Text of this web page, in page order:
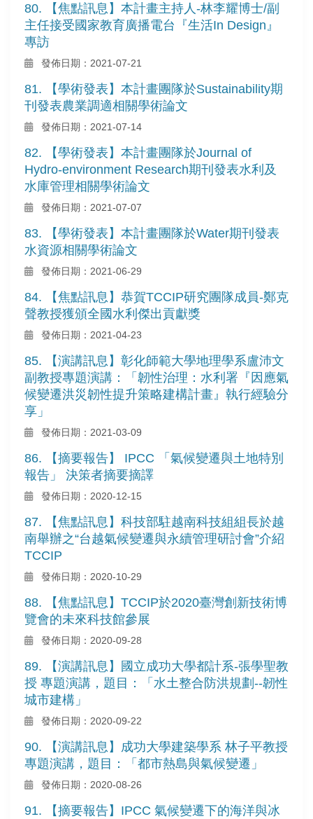
80. 【焦點訊息】本計畫主持人-林李耀博士/副
主任接受國家教育廣播電台『生活In Design』
專訪
發佈日期：2021-07-21
81. 【學術發表】本計畫團隊於Sustainability期
刊發表農業調適相關學術論文
發佈日期：2021-07-14
82. 【學術發表】本計畫團隊於Journal of
Hydro-environment Research期刊發表水利及
水庫管理相關學術論文
發佈日期：2021-07-07
83. 【學術發表】本計畫團隊於Water期刊發表
水資源相關學術論文
發佈日期：2021-06-29
84. 【焦點訊息】恭賀TCCIP研究團隊成員-鄭克
聲教授獲頒全國水利傑出貢獻獎
發佈日期：2021-04-23
85. 【演講訊息】彰化師範大學地理學系盧沛文
副教授專題演講：「韌性治理：水利署『因應氣
候變遷洪災韌性提升策略建構計畫』執行經驗分
享」
發佈日期：2021-03-09
86. 【摘要報告】 IPCC 「氣候變遷與土地特別
報告」 決策者摘要摘譯
發佈日期：2020-12-15
87. 【焦點訊息】科技部駐越南科技組組長於越
南舉辦之“台越氣候變遷與永續管理研討會”介紹
TCCIP
發佈日期：2020-10-29
88. 【焦點訊息】TCCIP於2020臺灣創新技術博
覽會的未來科技館參展
發佈日期：2020-09-28
89. 【演講訊息】國立成功大學都計系-張學聖教
授 專題演講，題目：「水土整合防洪規劃--韌性
城市建構」
發佈日期：2020-09-22
90. 【演講訊息】成功大學建築學系 林子平教授
專題演講，題目：「都市熱島與氣候變遷」
發佈日期：2020-08-26
91. 【摘要報告】IPCC 氣候變遷下的海洋與冰